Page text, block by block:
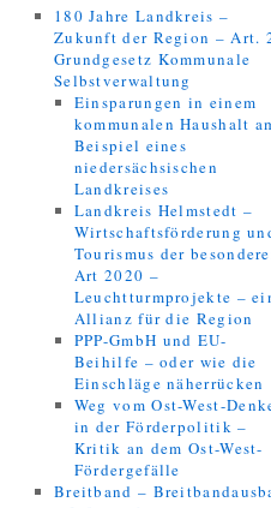
180 Jahre Landkreis –
Zukunft der Region – Art.
Grundgesetz Kommunale
Selbstverwaltung
Einsparungen in einem
kommunalen Haushalt
Beispiel eines
niedersächsischen
Landkreises
Landkreis Helmstedt –
Wirtschaftsförderung
Tourismus der
Art 2020 –
Leuchtturmprojekte –
Allianz für die Region
PPP-GmbH und EU-
Beihilfe – oder wie die
Einschläge näherrücken
Weg vom Ost-West-
in der Förderpolitik –
Kritik an dem Ost-West-
Fördergefälle
Breitband –